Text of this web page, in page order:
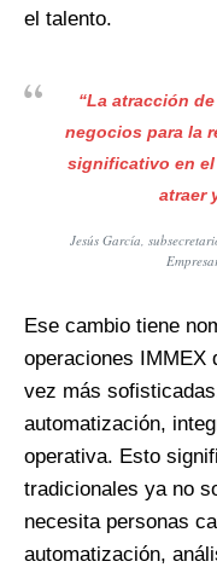
el talento.
“La atracción
negocios para la
significativo en
atraer
Jesús García,
Ese cambio tiene
operaciones IMMEX
vez más
automatización,
operativa. Esto
tradicionales ya no
necesita personas
automatización,